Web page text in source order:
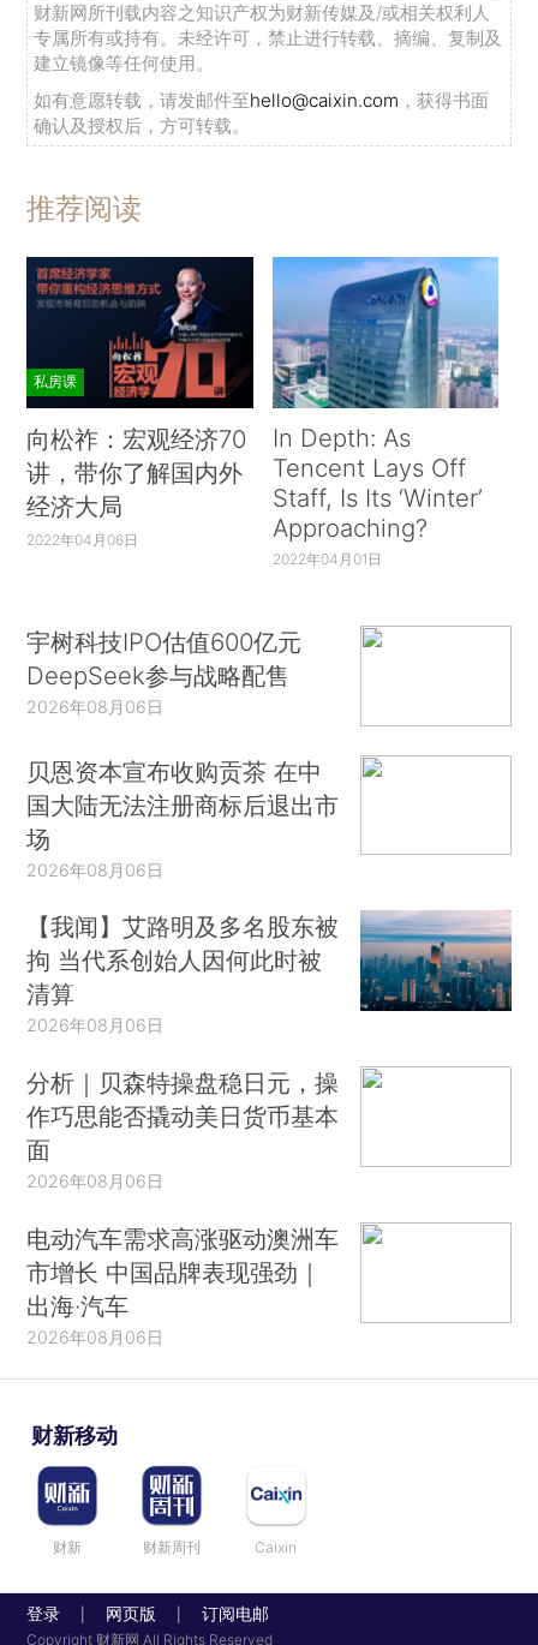
财新网所刊载内容之知识产权为财新传媒及/或相关权利人
专属所有或持有。未经许可，禁止进行转载、摘编、复制及
建立镜像等任何使用。
如有意愿转载，请发邮件至hello@caixin.com ，获得书面
确认及授权后，方可转载。
推荐阅读
私房课
向松祚：宏观经济70
讲，带你了解国内外
经济大局
2022年04月06日
In Depth: As
Tencent Lays Off
Staff, Is Its ‘Winter’
Approaching?
2022年04月01日
宇树科技IPO估值600亿元
DeepSeek参与战略配售
2026年08月06日
贝恩资本宣布收购贡茶 在中
国大陆无法注册商标后退出市
场
2026年08月06日
【我闻】艾路明及多名股东被
拘 当代系创始人因何此时被
清算
2026年08月06日
分析｜贝森特操盘稳日元，操
作巧思能否撬动美日货币基本
面
2026年08月06日
电动汽车需求高涨驱动澳洲车
市增长 中国品牌表现强劲｜
出海·汽车
2026年08月06日
财新移动
财新 财新周刊 Caixin
登录 网页版 订阅电邮
Copyright 财新网 All Rights Reserved